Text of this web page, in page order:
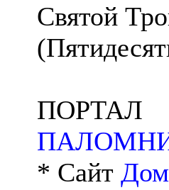
Святой
ПОРТАЛ
* Сайт